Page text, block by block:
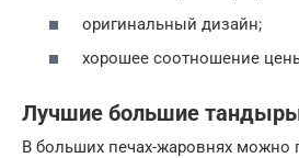
оригинальный дизайн;
хорошее соотношение
Лучшие большие
В больших печах-жаровнях можно